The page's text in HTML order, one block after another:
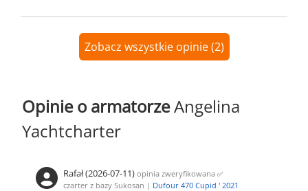
Zobacz wszystkie opinie (2)
Opinie o armatorzeAngelina
Yachtcharter
Rafał (2026-07-11) opinia zweryfikowana ✅
czarter z bazy Sukosan | Dufour 470 Cupid ' 2021